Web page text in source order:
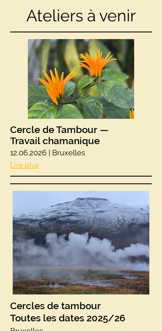
Ateliers à venir
Cercle de Tambour —
Travail chamanique
12.06.2026 | Bruxelles
Lire plus
Cercles de tambour
Toutes les dates 2025/26